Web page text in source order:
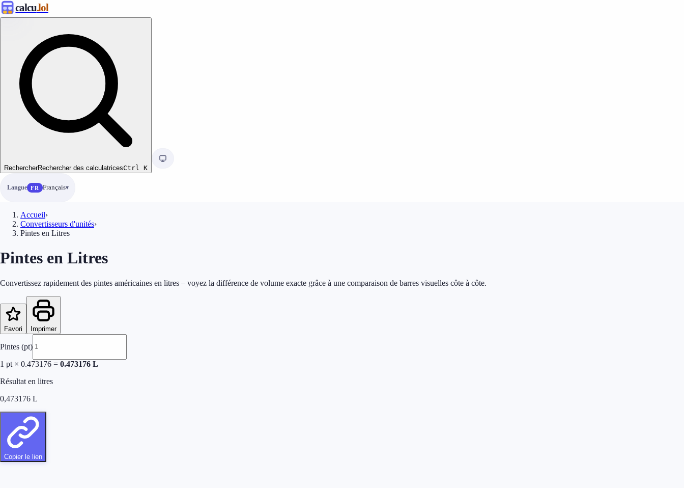
calcu.lol
RechercherRechercher des calculatricesCtrl K
Langue FR Français
Accueil›
Convertisseurs d'unités›
Pintes en Litres
Pintes en Litres
Convertissez rapidement des pintes américaines en litres – voyez la différence de volume exacte grâce à une comparaison de barres visuelles côte à côte.
Favori Imprimer
Pintes (pt)
1 pt × 0.473176 = 0.473176 L
Résultat en litres
0,473176 L
Copier le lien